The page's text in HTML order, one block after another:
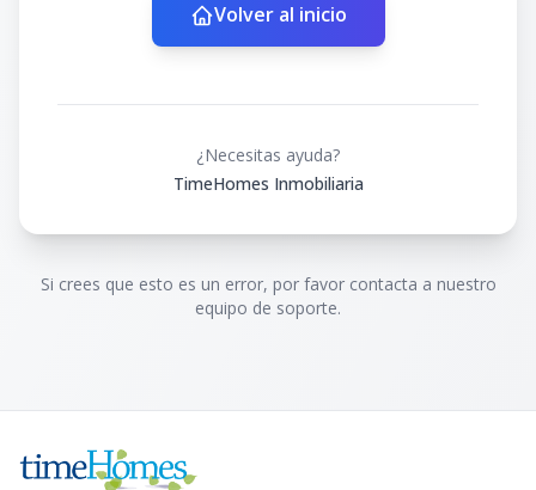
Volver al inicio
¿Necesitas ayuda?
TimeHomes Inmobiliaria
Si crees que esto es un error, por favor contacta a nuestro
equipo de soporte.